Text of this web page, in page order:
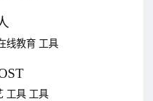
线教育 工具
工具 工具